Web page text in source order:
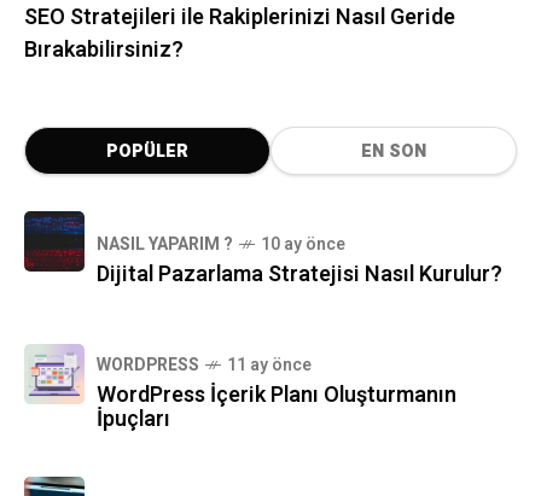
SEO Stratejileri ile Rakiplerinizi Nasıl Geride
Bırakabilirsiniz?
POPÜLER EN SON
NASIL YAPARIM ? 10 ay önce
Dijital Pazarlama Stratejisi Nasıl Kurulur?
WORDPRESS 11 ay önce
WordPress İçerik Planı Oluşturmanın
İpuçları